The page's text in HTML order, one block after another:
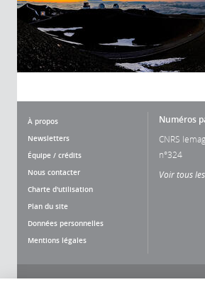
À propos
Newsletters
Équipe / crédits
Nous contacter
Charte d'utilisation
Plan du site
Données personnelles
Mentions légales
Numéros
CNRS
n°324
Voir tous